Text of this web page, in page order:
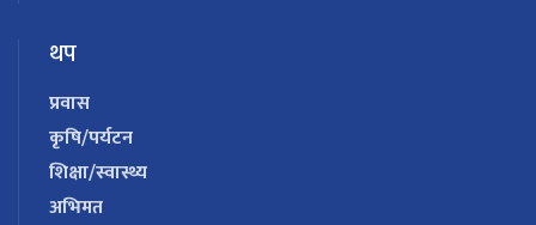
थप
प्रवास
कृषि/पर्यटन
शिक्षा/स्वास्थ्य
अभिमत